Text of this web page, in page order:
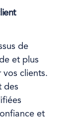
de
et plus
vos clients.
des
et